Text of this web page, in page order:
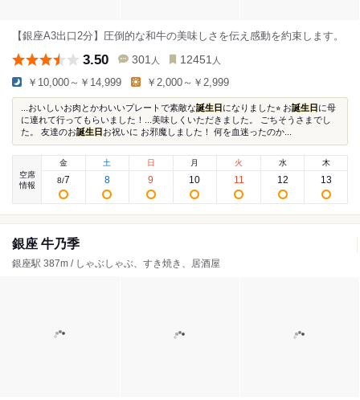
【銀座A3出口2分】圧倒的な和牛の美味しさを伝え感動を約束します。
3.50 301 人 12451 人
￥10,000～￥14,999 ￥2,000～￥2,999
...おいしいお肉とかわいいプレートで素敵な誕生日 になりました⭐︎ お誕生日 に母
に連れて行ってもらいました！...美味しくいただきました。 ごちそうさまでし
た。 友達のお誕生日 お祝いに お邪魔しました！ 何を血迷ったのか...
空席
情報
金
8/7
土
8
日
9
月
10
火
11
水
12
木
13
銀座 牛乃季
銀座駅 387m / しゃぶしゃぶ、すき焼き、居酒屋